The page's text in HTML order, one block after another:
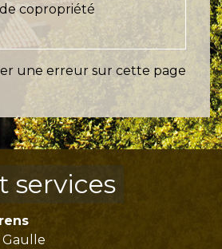
copropriété
une erreur sur cette page
services
Gaulle